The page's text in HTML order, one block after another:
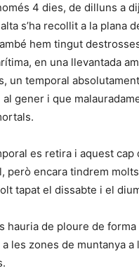
4 dies, de dilluns a
s’ha recollit a la plana
hem tingut
en una llevantada
un temporal
gener i que
es retira i aquest cap
però encara tindrem
tapat el dissabte i el
hauria de ploure de
les zones de muntanya a